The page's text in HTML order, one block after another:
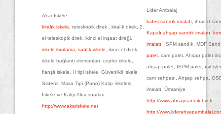
Akar İskele
kiralık iskele , teleskopik direk , kiralık direk, 2.
el teleskopik direk, ikinci el inşaat direği,
iskele kiralama satılık iskele , ikinci el direk,
iskele bağlantı elemanları, cephe iskele,
flanşlı iskele, H tipi iskele, Güvenlikli İskele
Sistemi, Masa Tipi (Pano) Kalıp İskelesi,
İskele ve Kalıp Aksesuarları
http://www.akariskele.net
Lider Ambalaj
kafes sandık imalatı , ihracat
Kapalı ahşap sandık imalatı
imalatı , ISPM sandık, MDF
palet, cam palet, Ahşap palet
ahşap palet, ISPM palet, ısıl
cam sehpası, Ahşap sehpa,
imalatı, Ümraniye
http://www.ahsapsandik.biz.tr-
http://